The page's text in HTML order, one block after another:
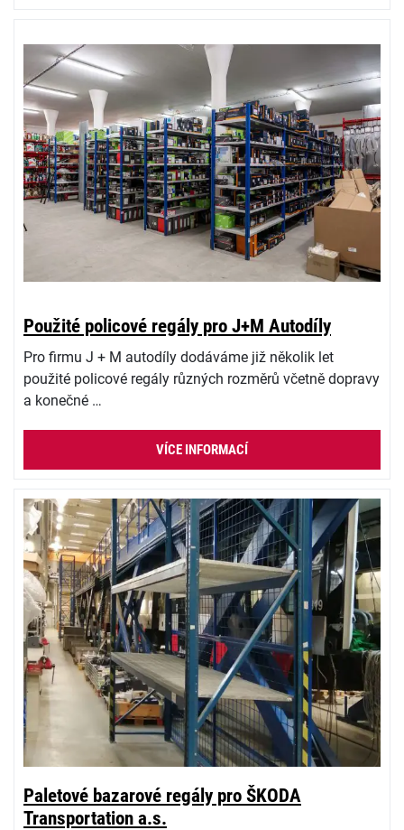
Použité policové regály pro J+M Autodíly
Pro firmu J + M autodíly dodáváme již několik let
použité policové regály různých rozměrů včetně dopravy
a konečné …
VÍCE INFORMACÍ
Paletové bazarové regály pro ŠKODA
Transportation a.s.